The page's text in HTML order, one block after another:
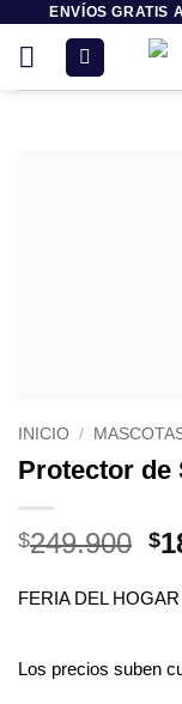
contenido
ENVÍOS GRATIS
INICIO /
Protector de
$249.900 El
$
FERIA DEL HOGAR
Los precios suben